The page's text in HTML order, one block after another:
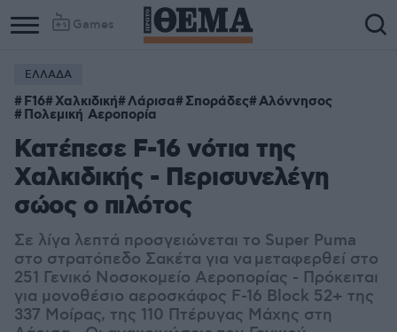
Games
ΕΛΛΑΔΑ
F16 Χαλκιδική Λάρισα Σποράδες Αλόννησος
Πολεμική Αεροπορία
Κατέπεσε F-16 νότια της
Χαλκιδικής - Περισυνελέγη
σώος ο πιλότος
Σε λίγα λεπτά προσγειώνεται το Super Puma
στο στρατόπεδο Σακέτα για να μεταφερθεί στο
251 Γενικό Νοσοκομείο Αεροπορίας - Πρόκειται
για μονοθέσιο αεροσκάφος F-16 Block 52+ της
337 Μοίρας, της 110 Πτέρυγας Μάχης στη